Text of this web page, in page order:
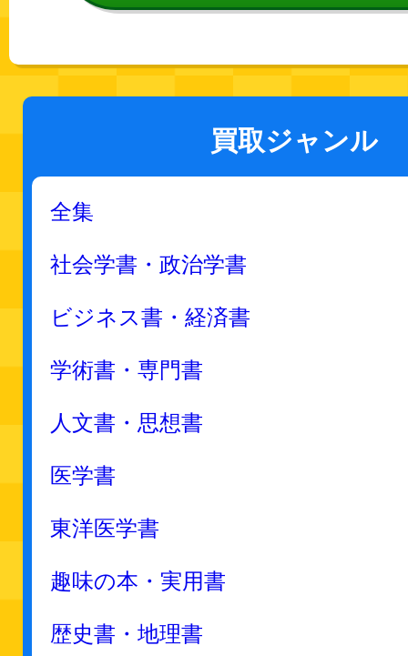
買取ジャンル
全集
社会学書・政治学書
ビジネス書・経済書
学術書・専門書
人文書・思想書
医学書
東洋医学書
趣味の本・実用書
歴史書・地理書